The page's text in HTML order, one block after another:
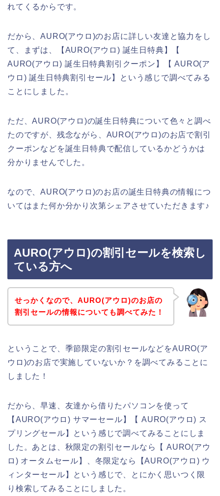
れてくるからです。
だから、AURO(アウロ)のお店に詳しい友達と協力をし
て、まずは、【AURO(アウロ) 誕生日特典】【
AURO(アウロ) 誕生日特典割引クーポン】【 AURO(ア
ウロ) 誕生日特典割引セール】という感じで調べてみる
ことにしました。
ただ、AURO(アウロ)の誕生日特典について色々と調べ
たのですが、残念ながら、AURO(アウロ)のお店で割引
クーポンなどを誕生日特典で配信しているかどうかは
分かりませんでした。
なので、AURO(アウロ)のお店の誕生日特典の情報につ
いてはまた何か分かり次第シェアさせていただきます♪
AURO(アウロ)の割引セールを検索し
ている方へ
せっかくなので、AURO(アウロ)のお店の
割引セールの情報についても調べてみた！
ということで、季節限定の割引セールなどをAURO(ア
ウロ)のお店で実施していないか？を調べてみることに
しました！
だから、早速、友達から借りたパソコンを使って
【AURO(アウロ) サマーセール】【 AURO(アウロ) ス
プリングセール】という感じで調べてみることにしま
した。あとは、秋限定の割引セールなら【 AURO(アウ
ロ) オータムセール】、冬限定なら【AURO(アウロ) ウ
ィンターセール】という感じで、とにかく思いつく限
り検索してみることにしました。